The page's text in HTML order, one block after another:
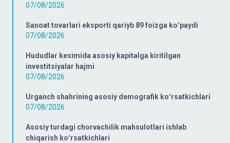
07/08/2026
Sanoat tovarlari eksporti qariyb 89 foizga koʻpaydi
07/08/2026
Hududlar kesimida asosiy kapitalga kiritilgan
investitsiyalar hajmi
07/08/2026
Urganch shahrining asosiy demografik koʻrsatkichlari
07/08/2026
Asosiy turdagi chorvachilik mahsulotlari ishlab
chiqarish koʻrsatkichlari